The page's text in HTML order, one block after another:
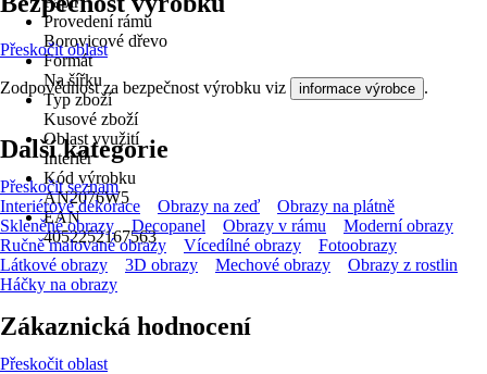
Provedení rámu
Borovicové dřevo
Formát
Na šířku
Typ zboží
Kusové zboží
Oblast využití
Interiér
Kód výrobku
AN2076W5
EAN
4052252167563
Přeskočit oblast
Zodpovědnost za bezpečnost výrobku viz informace výrobce .
Další kategorie
Přeskočit seznam
Interiérové dekorace
Obrazy na zeď
Obrazy na plátně
Skleněné obrazy
Decopanel Obrazy v rámu
Moderní obrazy
Ručně malované obrazy
Vícedílné obrazy
Fotoobrazy
Látkové obrazy
3D obrazy Mechové obrazy
Obrazy z rostlin
Háčky na obrazy
Zákaznická hodnocení
Přeskočit oblast